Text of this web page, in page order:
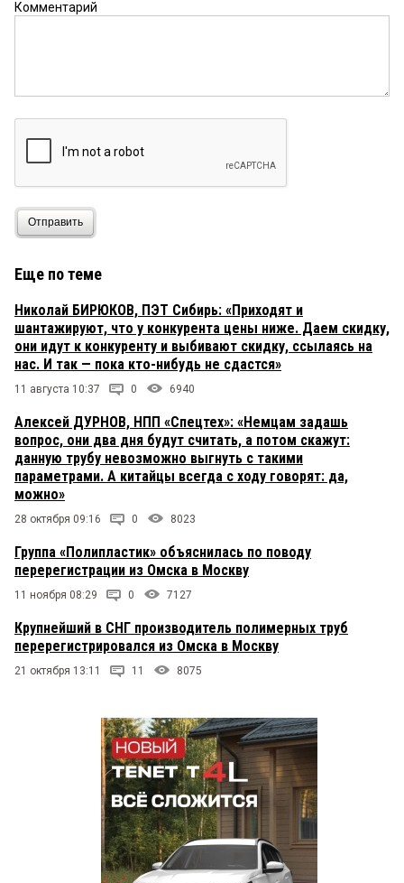
Комментарий
Отправить
Еще по теме
Николай БИРЮКОВ, ПЭТ Сибирь: «Приходят и
шантажируют, что у конкурента цены ниже. Даем скидку,
они идут к конкуренту и выбивают скидку, ссылаясь на
нас. И так — пока кто-нибудь не сдастся»
11 августа 10:37 0 6940
Алексей ДУРНОВ, НПП «Спецтех»: «Немцам задашь
вопрос, они два дня будут считать, а потом скажут:
данную трубу невозможно выгнуть с такими
параметрами. А китайцы всегда с ходу говорят: да,
можно»
28 октября 09:16 0 8023
Группа «Полипластик» объяснилась по поводу
перерегистрации из Омска в Москву
11 ноября 08:29 0 7127
Крупнейший в СНГ производитель полимерных труб
перерегистрировался из Омска в Москву
21 октября 13:11 11 8075